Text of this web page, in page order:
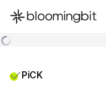
한국어
PiCK